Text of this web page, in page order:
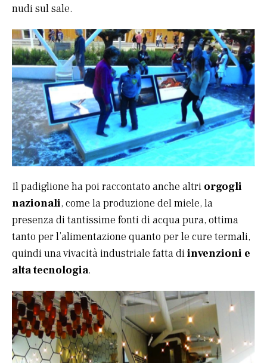
nudi sul sale.
Il padiglione ha poi raccontato anche altri orgogli
nazionali, come la produzione del miele, la
presenza di tantissime fonti di acqua pura, ottima
tanto per l’alimentazione quanto per le cure termali,
quindi una vivacità industriale fatta diinvenzioni e
alta tecnologia.